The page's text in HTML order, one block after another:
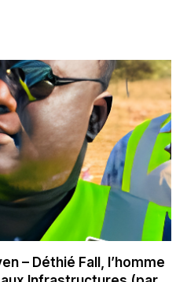
– Déthié Fall, l’homme